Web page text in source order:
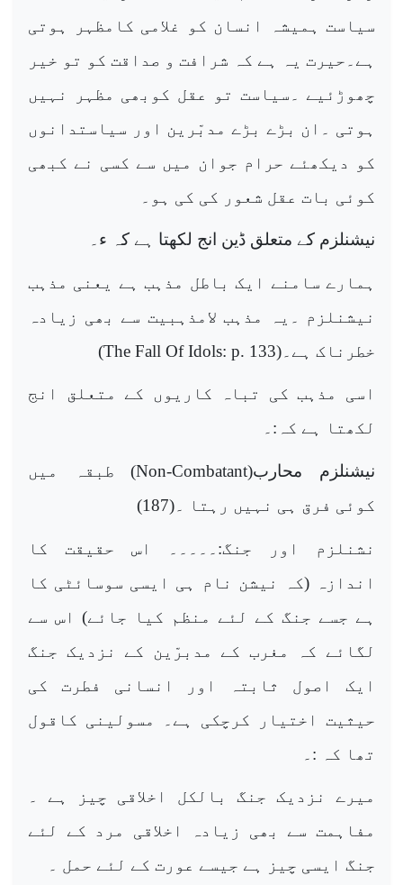
سیاست ہمیشہ انسان کو غلامی کامظہر ہوتی
ہے۔حیرت یہ ہے کہ شرافت و صداقت کو تو خیر
چھوڑئیے ۔سیاست تو عقل کوبھی مظہر نہیں
ہوتی ۔ان بڑے بڑے مدبّرین اور سیاستدانوں
کو دیکھئے حرام جوان میں سے کسی نے کبھی
کوئی بات عقل شعور کی کی ہو۔
نیشنلزم کے متعلق ڈین انج لکھتا ہے کہ ء۔
ہمارے سامنے ایک باطل مذہب ہے یعنی مذہب
نیشنلزم ۔یہ مذہب لامذہبیت سے بھی زیادہ
خطرناک ہے۔(The Fall Of Idols: p. 133
)
اسی مذہب کی تباہ کاریوں کے متعلق انج
لکھتا ہے کہ:۔
نیشنلزم محارب(Non-Combatant) طبقہ میں
کوئی فرق ہی نہیں رہتا ۔(187)
نشنلزم اور جنگ:۔۔۔۔۔ اس حقیقت کا
اندازہ (کہ نیشن نام ہی ایسی سوسائٹی کا
ہے جسے جنگ کے لئے منظم کیا جائے) اس سے
لگائے کہ مغرب کے مدبرّین کے نزدیک جنگ
ایک اصول ثابتہ اور انسانی فطرت کی
حیثیت اختیار کرچکی ہے۔ مسولینی کاقول
تھا کہ :۔
میرے نزدیک جنگ بالکل اخلاقی چیز ہے ۔
مفاہمت سے بھی زیادہ اخلاقی مرد کے لئے
جنگ ایسی چیز ہے جیسے عورت کے لئے حمل ۔